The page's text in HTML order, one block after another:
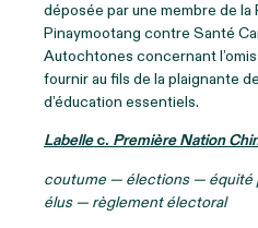
déposée par une membre de
Pinaymootang contre Santé
Autochtones concernant
fournir au fils de la plaignante
d’éducation essentiels.
Labellec. Première Nation
coutume — élections — équité
élus — règlement électoral